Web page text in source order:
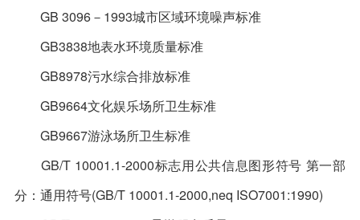
GB 3096－1993城市区域环境噪声标准
GB3838地表水环境质量标准
GB8978污水综合排放标准
GB9664文化娱乐场所卫生标准
GB9667游泳场所卫生标准
GB/T 10001.1-2000标志用公共信息图形符号 第一部
分：通用符号(GB/T 10001.1-2000,neq ISO7001:1990)